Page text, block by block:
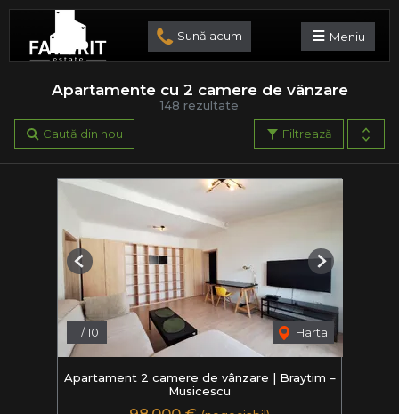
Sună acum Meniu
148 rezultate
Apartamente cu 2 camere de vânzare
Filtrează
Caută din nou
1 /10 Harta
Previous Next
Apartament 2 camere de vânzare | Braytim –
Musicescu